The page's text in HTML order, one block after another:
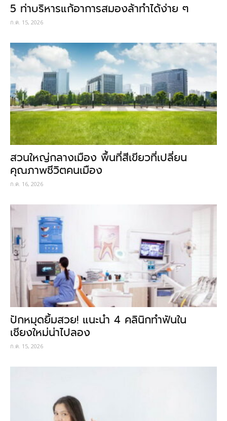
5 ท่าบริหารแก้อาการสมองล้าทำได้ง่าย ๆ
ก.ค. 15, 2026
สวนใหญ่กลางเมือง พื้นที่สีเขียวที่เปลี่ยน
คุณภาพชีวิตคนเมือง
ก.ค. 16, 2026
ปักหมุดยิ้มสวย! แนะนำ 4 คลินิกทำฟันใน
เชียงใหม่น่าไปลอง
ก.ค. 15, 2026